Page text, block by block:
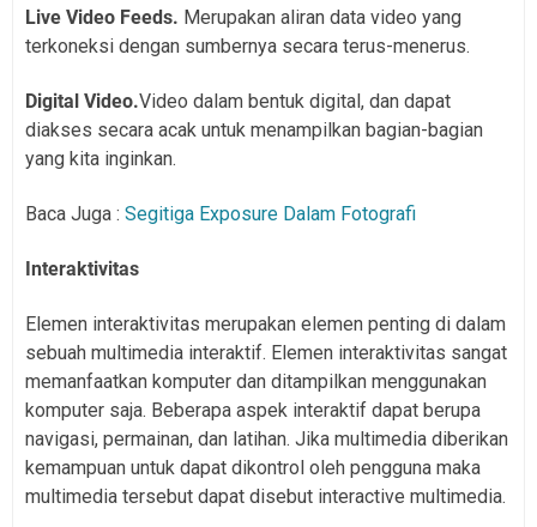
Live Video Feeds. Merupakan aliran data video yang
terkoneksi dengan sumbernya secara terus-menerus.
Digital Video.Video dalam bentuk digital, dan dapat
diakses secara acak untuk menampilkan bagian-bagian
yang kita inginkan.
Baca Juga : Segitiga Exposure Dalam Fotografi
Interaktivitas
Elemen interaktivitas merupakan elemen penting di dalam
sebuah multimedia interaktif. Elemen interaktivitas sangat
memanfaatkan komputer dan ditampilkan menggunakan
komputer saja. Beberapa aspek interaktif dapat berupa
navigasi, permainan, dan latihan. Jika multimedia diberikan
kemampuan untuk dapat dikontrol oleh pengguna maka
multimedia tersebut dapat disebut interactive multimedia.